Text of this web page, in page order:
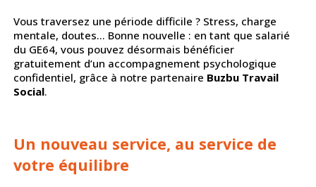
Vous traversez une période difficile ? Stress, charge
mentale, doutes… Bonne nouvelle : en tant que salarié
du GE64, vous pouvez désormais bénéficier
gratuitement d’un accompagnement psychologique
confidentiel, grâce à notre partenaire Buzbu Travail
Social.
Un nouveau service, au service de
votre équilibre